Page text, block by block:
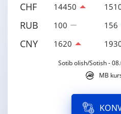
CHF 14450
RUB 100 156
CNY 1620
Sotib olish/Sotish -
MB